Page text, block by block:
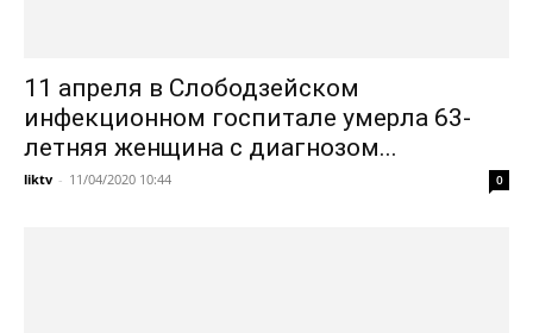
11 апреля в Слободзейском
инфекционном госпитале умерла 63-
летняя женщина с диагнозом...
liktv - 11/04/2020 10:44 0